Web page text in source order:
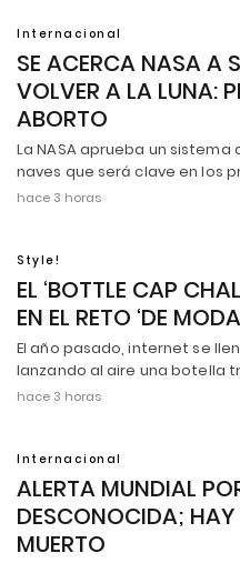
Internacional
SE ACERCA NASA A
VOLVER A LA LUNA:
ABORTO
La NASA aprueba un
naves que será clave en los
hace 3 horas
Style!
EL ‘BOTTLE CAP
EN EL RETO ‘DE
El año pasado, internet se
lanzando al aire una botella
hace 3 horas
Internacional
ALERTA MUNDIAL
DESCONOCIDA;
MUERTO